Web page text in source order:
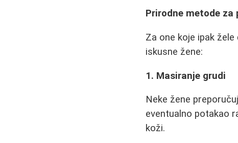
Prirodne metode za
Za one koje ipak
iskusne žene:
1. Masiranje grudi
Neke žene
eventualno potakao
koži.